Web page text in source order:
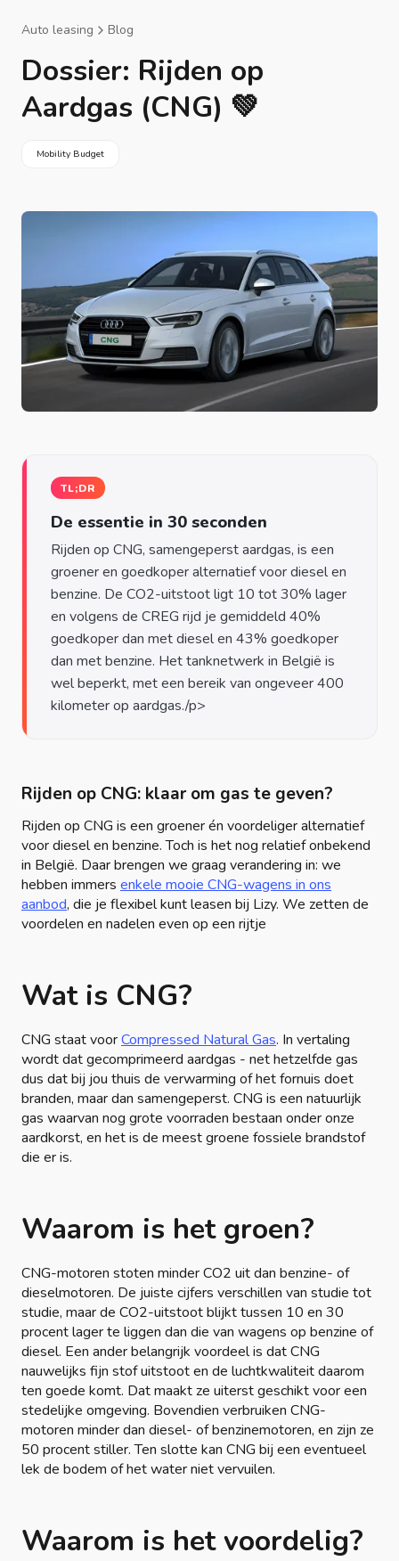
Auto leasing Blog
Dossier: Rijden op
Aardgas (CNG) 💚
Mobility Budget
TL;DR
De essentie in 30 seconden
Rijden op CNG, samengeperst aardgas, is een
groener en goedkoper alternatief voor diesel en
benzine. De CO2-uitstoot ligt 10 tot 30% lager
en volgens de CREG rijd je gemiddeld 40%
goedkoper dan met diesel en 43% goedkoper
dan met benzine. Het tanknetwerk in België is
wel beperkt, met een bereik van ongeveer 400
Rijden op CNG: klaar om gas te geven?
Rijden op CNG is een groener én voordeliger alternatief
voor diesel en benzine. Toch is het nog relatief onbekend
in België. Daar brengen we graag verandering in: we
hebben immers enkele mooie CNG-wagens in ons
aanbod, die je flexibel kunt leasen bij Lizy. We zetten de
voordelen en nadelen even op een rijtje
Wat is CNG?
CNG staat voorCompressed Natural Gas. In vertaling
wordt dat gecomprimeerd aardgas - net hetzelfde gas
dus dat bij jou thuis de verwarming of het fornuis doet
branden, maar dan samengeperst. CNG is een natuurlijk
gas waarvan nog grote voorraden bestaan onder onze
aardkorst, en het is de meest groene fossiele brandstof
die er is.
Waarom is het groen?
CNG-motoren stoten minder CO2 uit dan benzine- of
dieselmotoren. De juiste cijfers verschillen van studie tot
studie, maar de CO2-uitstoot blijkt tussen 10 en 30
procent lager te liggen dan die van wagens op benzine of
diesel. Een ander belangrijk voordeel is dat CNG
nauwelijks fijn stof uitstoot en de luchtkwaliteit daarom
ten goede komt. Dat maakt ze uiterst geschikt voor een
stedelijke omgeving. Bovendien verbruiken CNG-
motoren minder dan diesel- of benzinemotoren, en zijn ze
50 procent stiller. Ten slotte kan CNG bij een eventueel
lek de bodem of het water niet vervuilen.
Waarom is het voordelig?